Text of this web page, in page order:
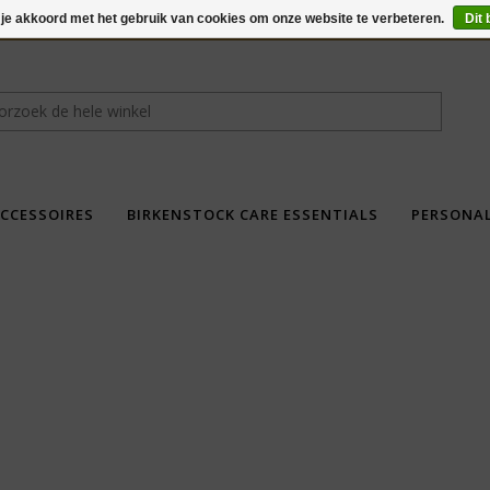
BIRKENSTOCK CARE ESSENTIALS
akkoord met het gebruik van cookies om onze website te verbeteren. Dit